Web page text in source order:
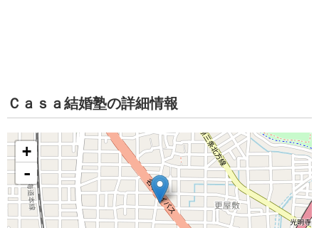
Ｃａｓａ結婚塾の詳細情報
+
-